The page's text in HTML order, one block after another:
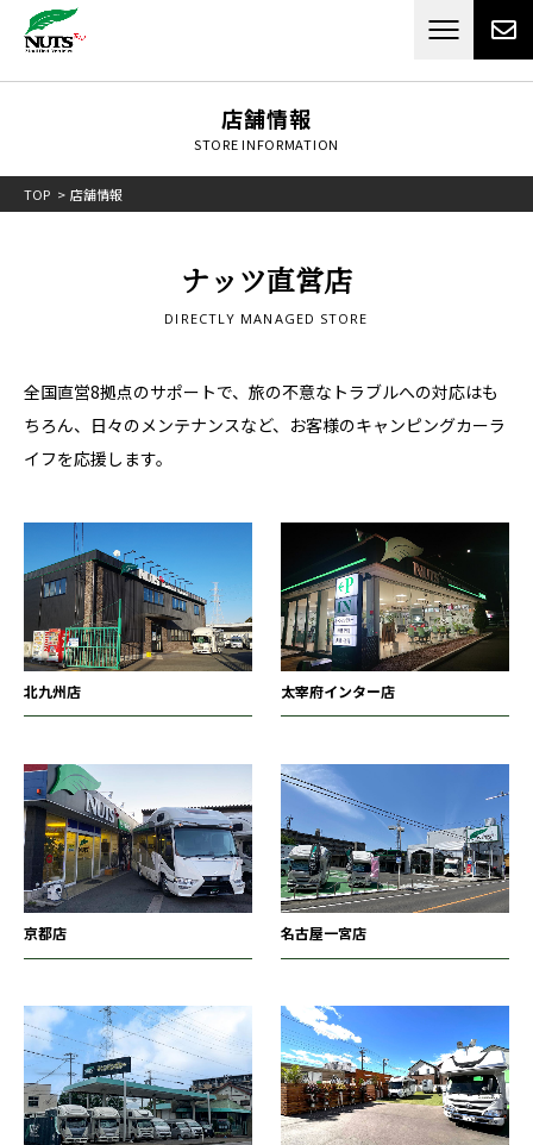
日本最大級のキャンピングカーメーカー
RV[テレビCM放送]
店舗情報
STORE INFORMATION
TOP 店舗情報
ナッツ直営店
DIRECTLY MANAGED STORE
全国直営8拠点のサポートで、旅の不意なトラブルへの対応はも
ちろん、日々のメンテナンスなど、 お客様のキャンピングカーラ
イフを応援します。
北九州店 太宰府インター店
京都店 名古屋一宮店